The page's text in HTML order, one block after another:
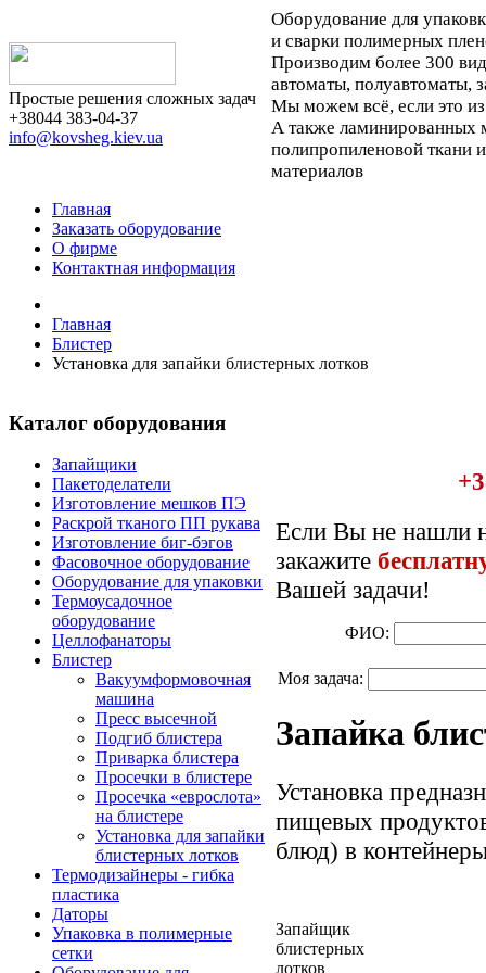
Простые решения сложных задач
+38044 383-04-37
info@kovsheg.kiev.ua
Оборудование для
и сварки полимерных
Производим более 300
автоматы, полуавтоматы,
Мы можем всё, если это
А также ламинированных
полипропиленовой ткани
материалов
Главная
Заказать оборудование
О фирме
Контактная информация
Главная
Блистер
Установка для запайки блистерных лотков
Каталог оборудования
Запайщики
Пакетоделатели
Изготовление мешков ПЭ
Раскрой тканого ПП рукава
Изготовление биг-бэгов
Фасовочное оборудование
Оборудование для упаковки
Термоусадочное
оборудование
Целлофанаторы
Блистер
Вакуумформовочная
машина
Пресс высечной
Подгиб блистера
Приварка блистера
Просечки в блистере
Просечка «еврослота»
на блистере
Установка для запайки
блистерных лотков
Термодизайнеры - гибка
пластика
Даторы
Упаковка в полимерные
сетки
Если Вы не нашли
закажите
Вашей задачи!
ФИО:
Моя задача:
Запайка
Установка
пищевых
блюд) в
Запайщик
блистерных
лотков